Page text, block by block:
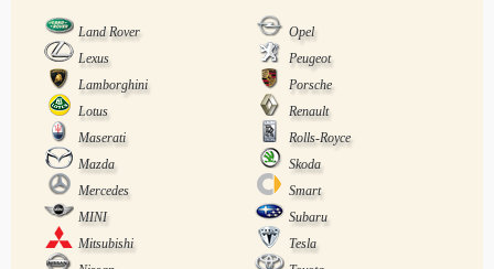
Land Rover
Opel
Lexus
Peugeot
Lamborghini
Porsche
Lotus
Renault
Maserati
Rolls-Royce
Mazda
Skoda
Mercedes
Smart
MINI
Subaru
Mitsubishi
Tesla